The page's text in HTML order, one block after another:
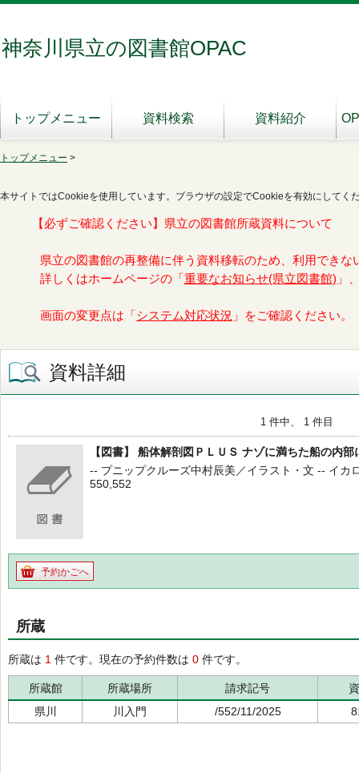
神奈川県立の図書館OPAC
トップメニュー 資料検索 資料紹介
トップメニュー >
本サイトではCookieを使用しています。ブラウザの設定でCookieを有効にしてく
【必ずご確認ください】県立の図書館所蔵資料について
県立の図書館の再整備に伴う資料移転のため、利用できな
詳しくはホームページの「 重要なお知らせ(県立図書館) 」
画面の変更点は「 システム対応状況 」をご確認ください。
資料詳細
1 件中、 1 件目
【図書】 船体解剖図ＰＬＵＳ ナゾに満ちた船の内部
-- プニップクルーズ中村辰美／イラスト・文 -- イカ
550,552
予約かごへ
所蔵
所蔵は 1 件です。現在の予約件数は 0 件です。
所蔵館 所蔵場所 請求記号
県川
川入門 /552/11/2025